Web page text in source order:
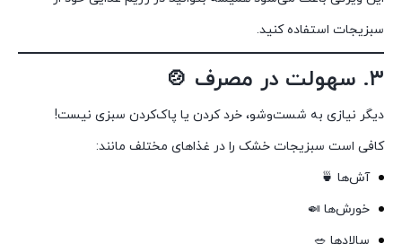
سبزیجات استفاده کنید.
۳. سهولت در مصرف 🍲
دیگر نیازی به شست‌وشو، خرد کردن یا پاک‌کردن سبزی نیست!
کافی است سبزیجات خشک را در غذاهای مختلف مانند:
آش‌ها 🍵
خورش‌ها 🍛
سالادها 🥗